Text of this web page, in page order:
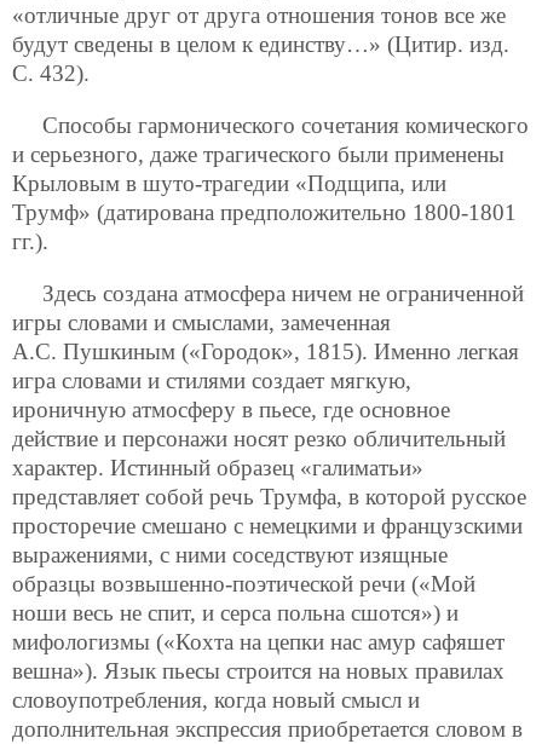
«отличные друг от друга отношения тонов все же
будут сведены в целом к единству…» (Цитир. изд.
С. 432).
Способы гармонического сочетания комического
и серьезного, даже трагического были применены
Крыловым в шуто-трагедии «Подщипа, или
Трумф» (датирована предположительно 1800-1801
гг.).
Здесь создана атмосфера ничем не ограниченной
игры словами и смыслами, замеченная
А.С. Пушкиным («Городок», 1815). Именно легкая
игра словами и стилями создает мягкую,
ироничную атмосферу в пьесе, где основное
действие и персонажи носят резко обличительный
характер. Истинный образец «галиматьи»
представляет собой речь Трумфа, в которой русское
просторечие смешано с немецкими и французскими
выражениями, с ними соседствуют изящные
образцы возвышенно-поэтической речи («Мой
ноши весь не спит, и серса польна сшотся») и
мифологизмы («Кохта на цепки нас амур сафяшет
вешна»). Язык пьесы строится на новых правилах
словоупотребления, когда новый смысл и
дополнительная экспрессия приобретается словом в